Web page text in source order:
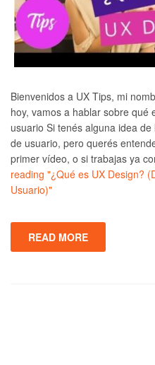
Bienvenidos a UX Tips, mi
hoy, vamos a hablar sobre qué
usuario Si tenés alguna idea
de usuario, pero querés
primer vídeo, o si trabajas ya
reading "¿Qué es UX Design?
Usuario)"
READ MORE